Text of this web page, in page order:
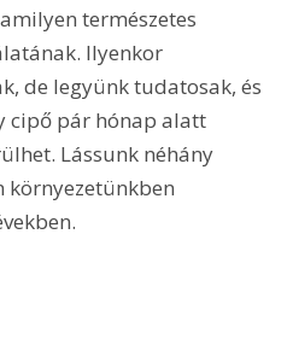
természetes
Ilyenkor
de legyünk tudatosak, és
cipő pár hónap alatt
Lássunk néhány
környezetünkben